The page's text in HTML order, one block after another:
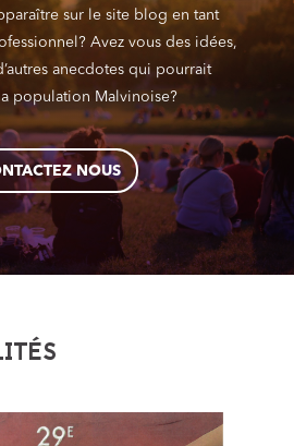
sur le site blog en tant
Avez vous des idées,
anecdotes qui pourrait
population Malvinoise?
NOUS